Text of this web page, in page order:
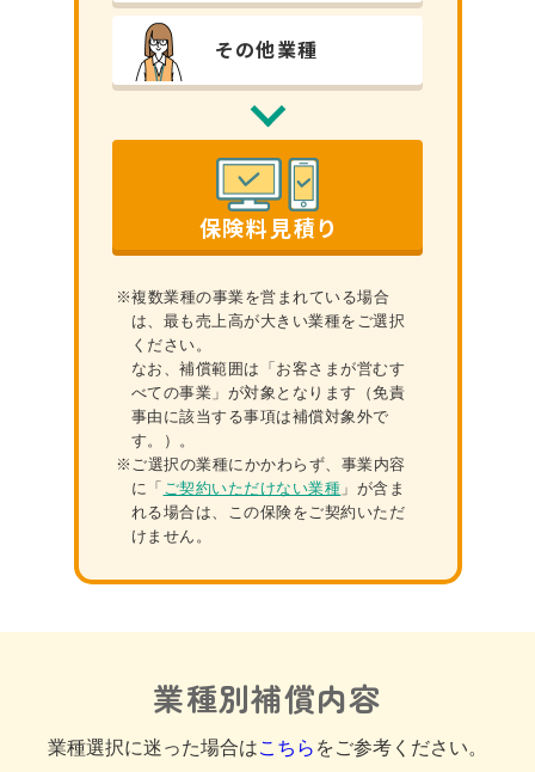
その他業種
保険料見積り
※複数業種の事業を営まれている場合
は、最も売上⾼が⼤きい業種をご選択
ください。
なお、補償範囲は「お客さまが営むす
べての事業」が対象となります（免責
事由に該当する事項は補償対象外で
す。）。
※ご選択の業種にかかわらず、事業内容
に「 ご契約いただけない業種 」が含ま
れる場合は、この保険をご契約いただ
けません。
業種別補償内容
業種選択に迷った場合はこちら をご参考ください。